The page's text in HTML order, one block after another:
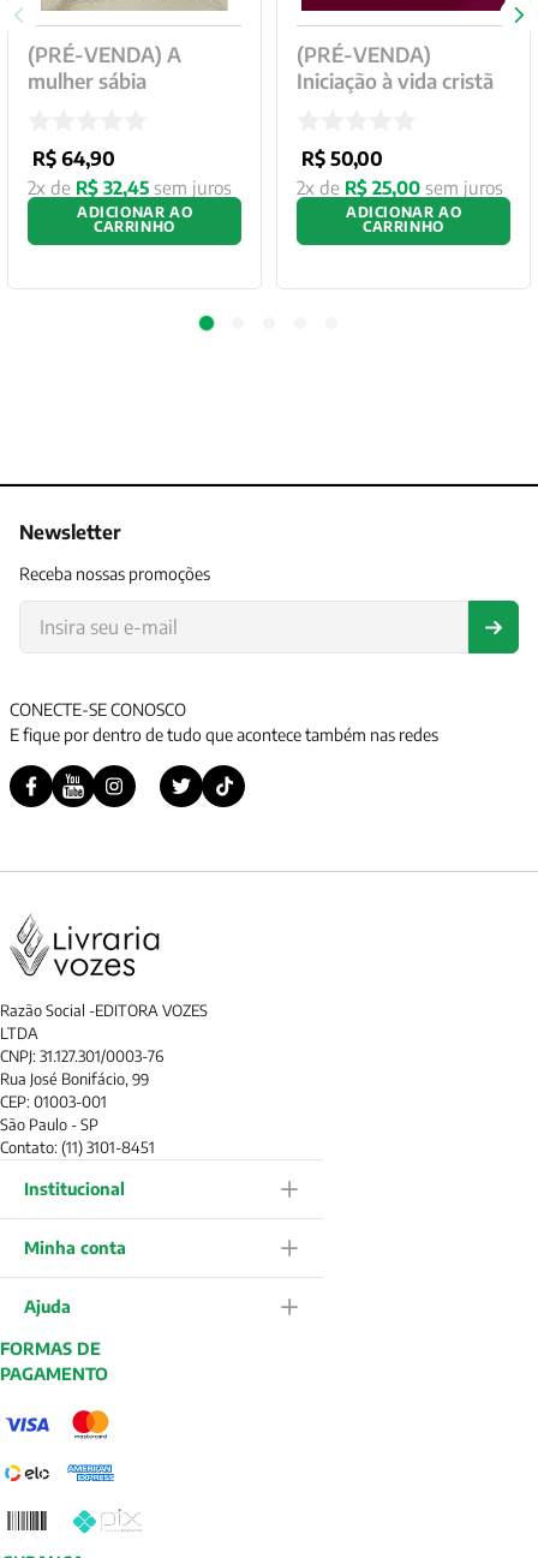
(PRÉ-VENDA) A
mulher sábia
R$ 64,90
2x de R$ 32,45 sem juros
ADICIONAR AO
CARRINHO
(PRÉ-VENDA)
Iniciação à vida cristã
R$ 50,00
2x de R$ 25,00 sem juros
ADICIONAR AO
CARRINHO
Newsletter
Receba nossas promoções
CONECTE-SE CONOSCO
E fique por dentro de tudo que acontece também nas redes
Razão Social -EDITORA VOZES
LTDA
CNPJ: 31.127.301/0003-76
Rua José Bonifácio, 99
CEP: 01003-001
São Paulo - SP
Contato: (11) 3101-8451
Institucional
Minha conta
Ajuda
FORMAS DE
PAGAMENTO